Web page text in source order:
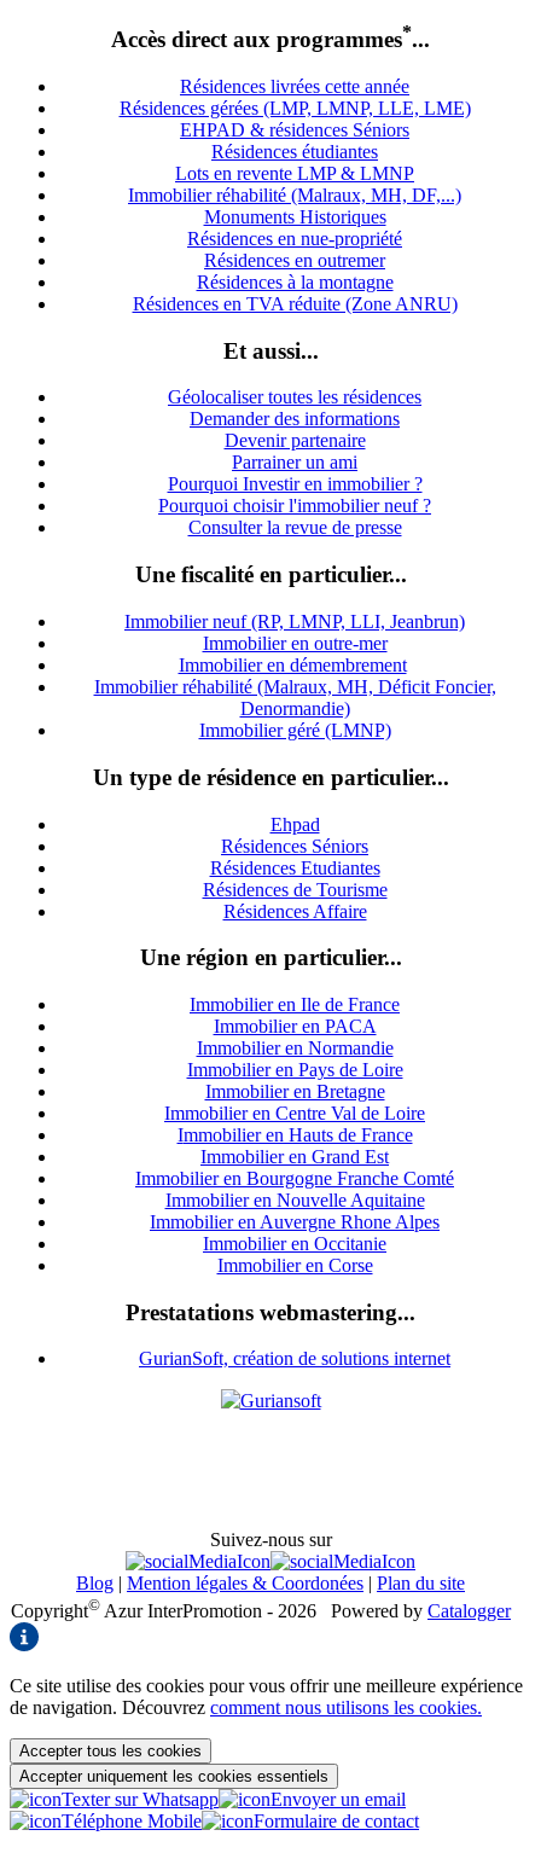
Accès direct aux programmes*...
Résidences livrées cette année
Résidences gérées (LMP, LMNP, LLE, LME)
EHPAD & résidences Séniors
Résidences étudiantes
Lots en revente LMP & LMNP
Immobilier réhabilité (Malraux, MH, DF,...)
Monuments Historiques
Résidences en nue-propriété
Résidences en outremer
Résidences à la montagne
Résidences en TVA réduite (Zone ANRU)
Et aussi...
Géolocaliser toutes les résidences
Demander des informations
Devenir partenaire
Parrainer un ami
Pourquoi Investir en immobilier ?
Pourquoi choisir l'immobilier neuf ?
Consulter la revue de presse
Une fiscalité en particulier...
Immobilier neuf (RP, LMNP, LLI, Jeanbrun)
Immobilier en outre-mer
Immobilier en démembrement
Immobilier réhabilité (Malraux, MH, Déficit Foncier,
Denormandie)
Immobilier géré (LMNP)
Un type de résidence en particulier...
Ehpad
Résidences Séniors
Résidences Etudiantes
Résidences de Tourisme
Résidences Affaire
Une région en particulier...
Immobilier en Ile de France
Immobilier en PACA
Immobilier en Normandie
Immobilier en Pays de Loire
Immobilier en Bretagne
Immobilier en Centre Val de Loire
Immobilier en Hauts de France
Immobilier en Grand Est
Immobilier en Bourgogne Franche Comté
Immobilier en Nouvelle Aquitaine
Immobilier en Auvergne Rhone Alpes
Immobilier en Occitanie
Immobilier en Corse
Prestatations webmastering...
GurianSoft, création de solutions internet
Suivez-nous sur
Blog | Mention légales & Coordonées | Plan du site
Copyright© Azur InterPromotion - 2026 Powered by Catalogger
Ce site utilise des cookies pour vous offrir une meilleure expérience
de navigation. Découvrez comment nous utilisons les cookies.
Accepter tous les cookies
Accepter uniquement les cookies essentiels